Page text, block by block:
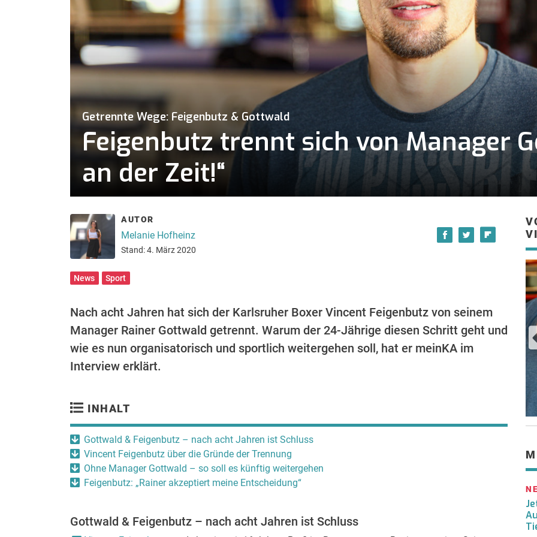
Getrennte Wege: Feigenbutz & Gottwald
Feigenbutz trennt sich von Manager
an der Zeit!“
AUTOR
Melanie Hofheinz
Stand: 4. März 2020
News Sport
Nach acht Jahren hat sich der Karlsruher Boxer Vincent Feigenbutz von seinem
Manager Rainer Gottwald getrennt. Warum der 24-Jährige diesen Schritt geht und
wie es nun organisatorisch und sportlich weitergehen soll, hat er meinKA im
Interview erklärt.
INHALT
Gottwald & Feigenbutz – nach acht Jahren ist Schluss
Vincent Feigenbutz über die Gründe der Trennung
Ohne Manager Gottwald – so soll es künftig weitergehen
Feigenbutz: „Rainer akzeptiert meine Entscheidung“
Gottwald & Feigenbutz – nach acht Jahren ist Schluss